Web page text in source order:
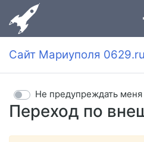
Сайт Мариуполя 0629.ru
Переход по
Не предупреждать